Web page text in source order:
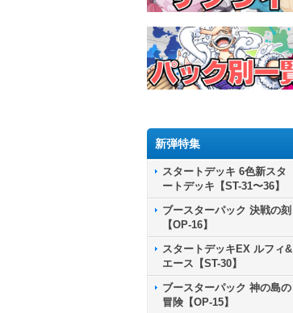
新弾特集
スタートデッキ 6色新スタ
ートデッキ【ST-31〜36】
ブースターパック 決戦の刻
【OP-16】
スタートデッキEX ルフィ&
エース【ST-30】
ブースターパック 神の島の
冒険【OP-15】